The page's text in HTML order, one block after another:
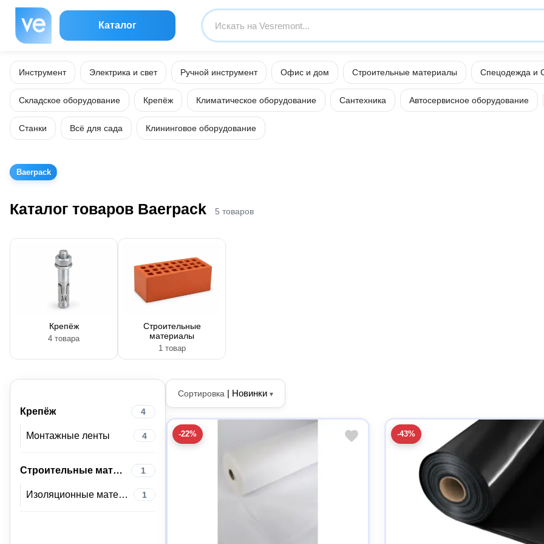
Каталог
Инструмент Электрика и свет Ручной инструмент Офис и дом Строительные материалы Спецодежда и
Складское оборудование Крепёж Климатическое оборудование Сантехника Автосервисное оборудование
Станки Всё для сада Клининговое оборудование
Baerpack
Каталог товаров Baerpack 5 товаров
Крепёж
4 товара
Строительные
материалы
1 товар
Крепёж 4
Монтажные ленты 4
Строительные материалы 1
Изоляционные материалы 1
Сортировка | Новинки ▾
-22% -43%